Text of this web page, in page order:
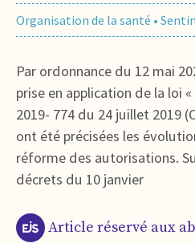
Organisation de la santé •
Par ordonnance du 12 mai
prise en application de la loi
2019- 774 du 24 juillet 2019
ont été précisées les
réforme des autorisations.
décrets du 10 janvier
Article réservé aux